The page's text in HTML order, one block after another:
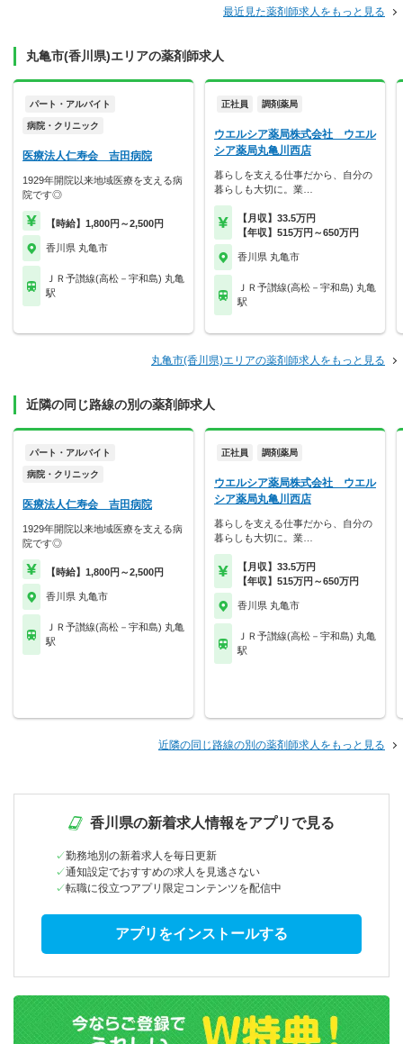
最近見た薬剤師求人をもっと見る
丸亀市(香川県)エリアの薬剤師求人
パート・アルバイト
病院・クリニック
医療法人仁寿会 吉田病院
1929年開院以来地域医療を支える病
院です◎
【時給】1,800円～2,500円
香川県 丸亀市
ＪＲ予讃線(高松－宇和島) 丸亀
駅
正社員 調剤薬局
ウエルシア薬局株式会社 ウエル
シア薬局丸亀川西店
暮らしを支える仕事だから、自分の
暮らしも大切に。業…
【月収】33.5万円
【年収】515万円～650万円
香川県 丸亀市
ＪＲ予讃線(高松－宇和島) 丸亀
駅
丸亀市(香川県)エリアの薬剤師求人をもっと見る
近隣の同じ路線の別の薬剤師求人
パート・アルバイト
病院・クリニック
医療法人仁寿会 吉田病院
1929年開院以来地域医療を支える病
院です◎
【時給】1,800円～2,500円
香川県 丸亀市
ＪＲ予讃線(高松－宇和島) 丸亀
駅
正社員 調剤薬局
ウエルシア薬局株式会社 ウエル
シア薬局丸亀川西店
暮らしを支える仕事だから、自分の
暮らしも大切に。業…
【月収】33.5万円
【年収】515万円～650万円
香川県 丸亀市
ＪＲ予讃線(高松－宇和島) 丸亀
駅
近隣の同じ路線の別の薬剤師求人をもっと見る
香川県の新着求人情報をアプリで見る
勤務地別の新着求人を毎日更新
通知設定でおすすめの求人を見逃さない
転職に役立つアプリ限定コンテンツを配信中
アプリをインストールする